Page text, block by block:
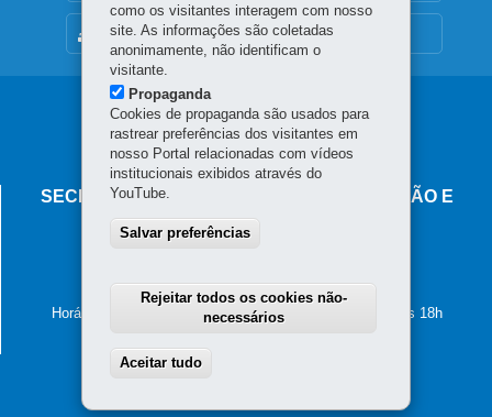
MAPA DO SITE
Navegação
principal
SECRETARIA DO TRABALHO, QUALIFICAÇÃO E
RENDA
80510-000-Curitiba -PR MAPA
Horário de atendimento: das 8h30 às 12h e das 13h30 às 18h
como os visitantes interagem com nosso
site. As informações são coletadas
anonimamente, não identificam o
visitante.
Propaganda
Cookies de propaganda são usados para
rastrear preferências dos visitantes em
nosso Portal relacionadas com vídeos
institucionais exibidos através do
YouTube.
Salvar preferências
Rejeitar todos os cookies não-
necessários
Aceitar tudo